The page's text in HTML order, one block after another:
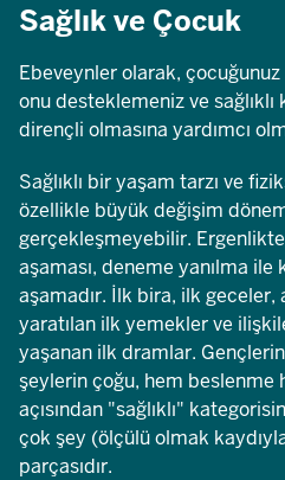
Sağlık ve Çocuk
Ebeveynler olarak,
onu desteklemeniz ve sağlıklı
dirençli olmasına yardımcı
Sağlıklı bir yaşam tarzı ve
özellikle büyük değişim
gerçekleşmeyebilir.
aşaması, deneme yanılma
aşamadır. İlk bira, ilk
yaratılan ilk yemekler ve
yaşanan ilk dramlar.
şeylerin çoğu, hem beslenme
açısından "sağlıklı"
çok şey (ölçülü olmak
parçasıdır.